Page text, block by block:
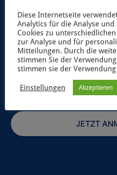
Dritte weiter. Weitere
findest du in unserer
JETZT
Diese Internetseite
Analytics für die Analyse
Cookies zu
zur Analyse und für
Mitteilungen. Durch die
stimmen Sie der
stimmen sie der
Einstellungen Akzeptieren